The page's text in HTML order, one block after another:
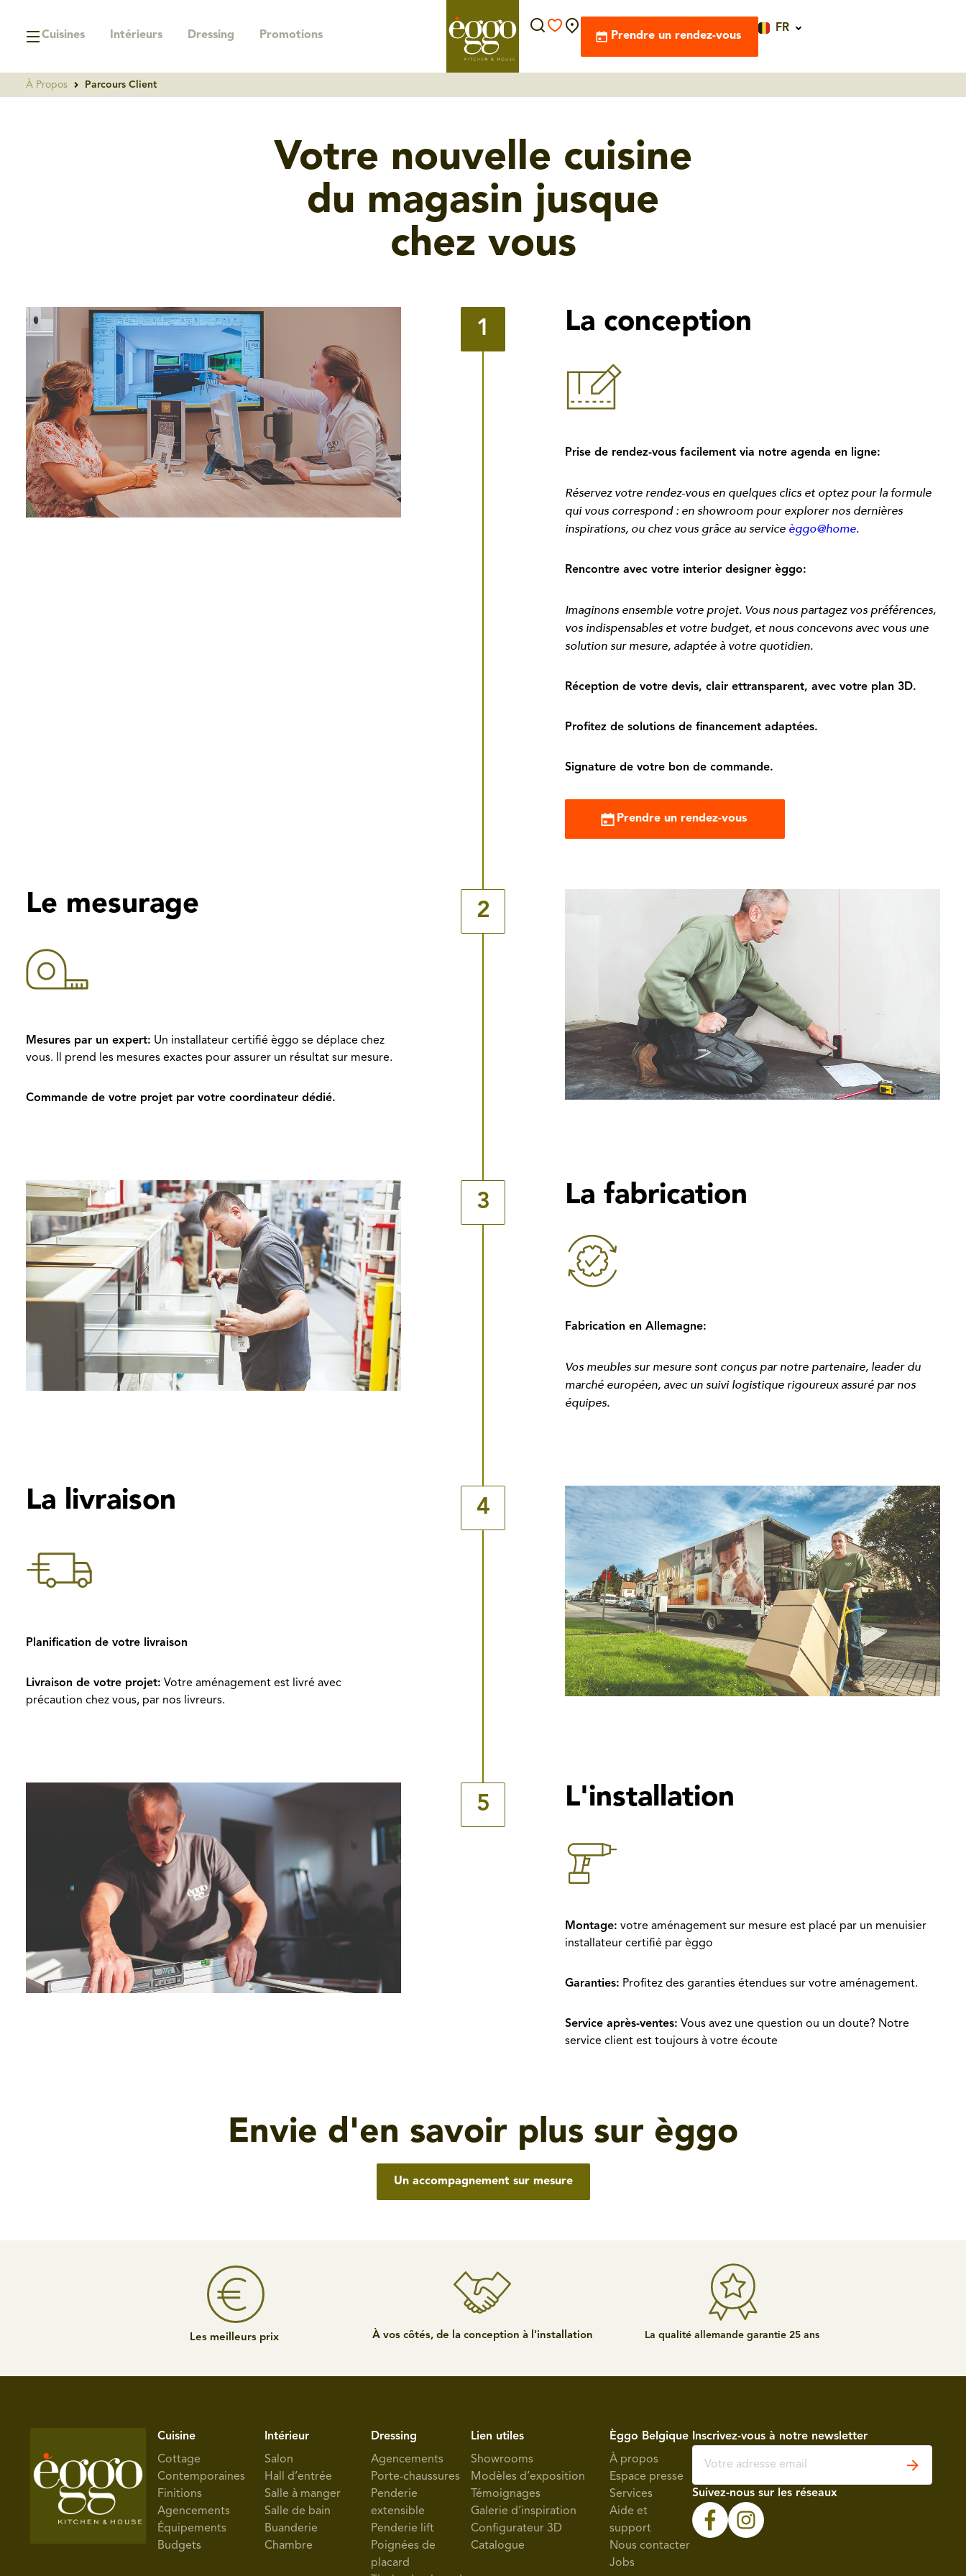
Cuisines Intérieurs Dressing Promotions Prendre un rendez-vous
FR
À Propos Parcours Client
Votre nouvelle cuisine
du magasin jusque
chez vous
La conception
Prise de rendez-vous facilement via notre agenda en ligne:
Réservez votre rendez-vous en quelques clics et optez pour la formule
qui vous correspond : en showroom pour explorernos dernières
inspirations, ou chez vous grâce au service èggo@home.
Rencontre avec votre interior designer èggo:
Imaginons ensemble votre projet. Vous nous partagez vos préférences,
vos indispensables et votre budget, et nous concevons avec vous une
solution surmesure, adaptée à votre quotidien.
Réception de votre devis, clair ettransparent, avec votre plan 3D.
Profitez de solutions de financement adaptées.
Signature de votre bon de commande.
Prendre un rendez-vous
1
Le mesurage
Mesures par un expert: Un installateur certifié èggo se déplace chez
vous. Il prend les mesures exactes pour assurer un résultat sur mesure.
Commande de votre projet par votre coordinateur dédié.
2
La fabrication
Fabrication en Allemagne:
Vos meubles sur mesure sontconçus par notre partenaire, leader du
marché européen, avec un suivi logistique rigoureuxassuré par nos
équipes.
3
La livraison
Planification de votre livraison
Livraison de votre projet: Votre aménagement est livré avec
précaution chez vous, par nos livreurs.
4
L'installation
Montage: votre aménagement sur mesure est placé par un menuisier
installateur certifié par èggo
Garanties: Profitez des garanties étendues sur votre aménagement.
Service après-ventes: Vous avez une question ou un doute? Notre
service client est toujours à votre écoute
5
Envie d'en savoir plus sur èggo
Un accompagnement sur mesure
Les meilleurs prix À vos côtés, de la conception à l'installation La qualité allemande garantie 25 ans
Cuisine
Cottage
Contemporaines
Finitions
Agencements
Équipements
Budgets
Intérieur
Salon
Hall d’entrée
Salle à manger
Salle de bain
Buanderie
Chambre
Dressing
Agencements
Porte-chaussures
Penderie
extensible
Penderie lift
Poignées de
placard
Lien utiles
Showrooms
Modèles d’exposition
Témoignages
Galerie d’inspiration
Configurateur 3D
Catalogue
Èggo Belgique
À propos
Espace presse
Services
Aide et
support
Nous contacter
Jobs
Inscrivez-vous à notre newsletter
Suivez-nous sur les réseaux